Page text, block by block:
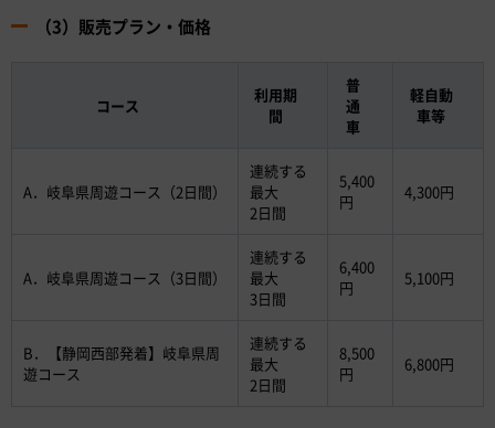
（3）販売プラン・価格
コース
利用期
間
普
通
車
軽自動
車等
A．岐阜県周遊コース（2日間）
連続する
最大
2日間
5,400
円
4,300円
A．岐阜県周遊コース（3日間）
連続する
最大
3日間
6,400
円
5,100円
B．【静岡西部発着】岐阜県周
遊コース
連続する
最大
2日間
8,500
円
6,800円